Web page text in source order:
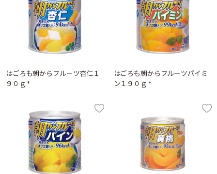
はごろも朝からフルーツ杏仁１
９０ｇ *
はごろも朝からフルーツパイミ
ン１９０ｇ *